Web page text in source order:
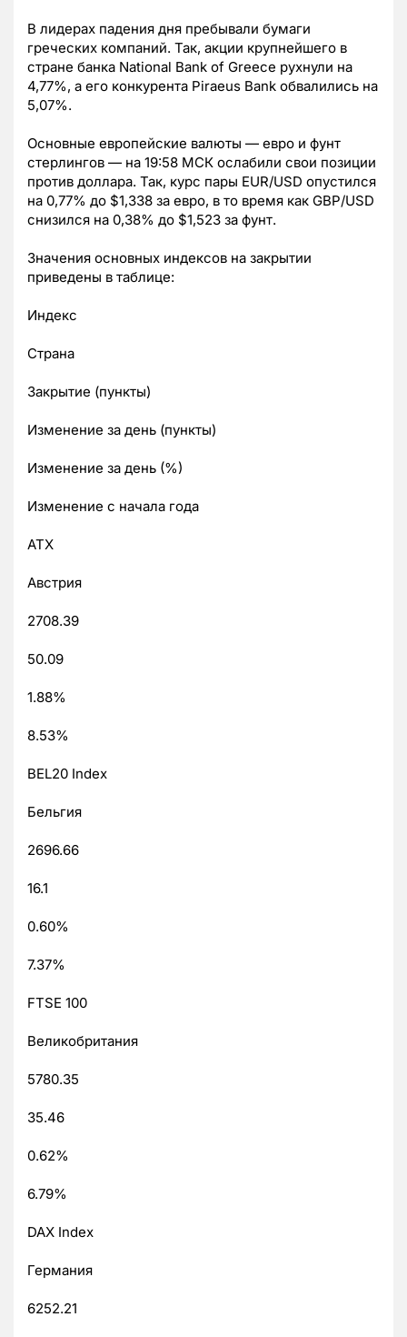
В лидерах падения дня пребывали бумаги
греческих компаний. Так, акции крупнейшего в
стране банка National Bank of Greece рухнули на
4,77%, а его конкурента Piraeus Bank обвалились на
5,07%.
Основные европейские валюты — евро и фунт
стерлингов — на 19:58 МСК ослабили свои позиции
против доллара. Так, курс пары EUR/USD опустился
на 0,77% до $1,338 за евро, в то время как GBP/USD
снизился на 0,38% до $1,523 за фунт.
Значения основных индексов на закрытии
приведены в таблице:
Индекс
Страна
Закрытие (пункты)
Изменение за день (пункты)
Изменение за день (%)
Изменение с начала года
ATX
Австрия
2708.39
50.09
1.88%
8.53%
BEL20 Index
Бельгия
2696.66
16.1
0.60%
7.37%
FTSE 100
Великобритания
5780.35
35.46
0.62%
6.79%
DAX Index
Германия
6252.21